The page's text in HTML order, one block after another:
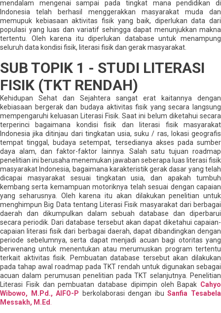
mendalam mengenai sampai pada tingkat mana pendidikan di
Indonesia telah berhasil menggerakkan masyarakat muda dan
memupuk kebiasaan aktivitas fisik yang baik, diperlukan data dari
populasi yang luas dan variatif sehingga dapat menunjukkan makna
tertentu. Oleh karena itu diperlukan database untuk menampung
seluruh data kondisi fisik, literasi fisik dan gerak masyarakat.
SUB TOPIK 1 - STUDI LITERASI
FISIK (TKT RENDAH)
Kehidupan Sehat dan Sejahtera sangat erat kaitannya dengan
kebiasaan bergerak dan budaya aktivitas fisik yang secara langsung
mempengaruhi keluasan Literasi Fisik. Saat ini belum diketahui secara
terperinci bagaimana kondisi fisik dan literasi fisik masyarakat
Indonesia jika ditinjau dari tingkatan usia, suku / ras, lokasi geografis
tempat tinggal, budaya setempat, tersedianya akses pada sumber
daya alam, dan faktor-faktor lainnya. Salah satu tujuan roadmap
penelitian ini berusaha menemukan jawaban seberapa luas literasi fisik
masyarakat Indonesia, bagaimana karakteristik gerak dasar yang telah
dicapai masyarakat sesuai tingkatan usia, dan apakah tumbuh
kembang serta kemampuan motoriknya telah sesuai dengan capaian
yang seharusnya. Oleh karena itu akan dilakukan penelitian untuk
menghimpun Big Data tentang Literasi Fisik masyarakat dari berbagai
daerah dan dikumpulkan dalam sebuah database dan diperbarui
secara periodik. Dari database tersebut akan dapat diketahui capaian-
capaian literasi fisik dari berbagai daerah, dapat dibandingkan dengan
periode sebelumnya, serta dapat menjadi acuan bagi otoritas yang
berwenang untuk menentukan atau merumuskan program tertentu
terkait aktivitas fisik. Pembuatan database tersebut akan dilakukan
pada tahap awal roadmap pada TKT rendah untuk digunakan sebagai
acuan dalam perumusan penelitian pada TKT selanjutnya. Penelitian
Literasi Fisik dan pembuatan database dipimpin oleh Bapak Cahyo
Wibowo, M.Pd., AIFO-P
berkolaborasi dengan ibuSanfia Tesabela
Messakh, M.Ed